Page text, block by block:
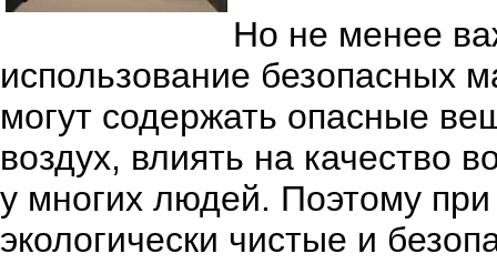
Но не менее
использование безопасных
могут содержать опасные
воздух, влиять на качество
у многих людей. Поэтому
экологически чистые и